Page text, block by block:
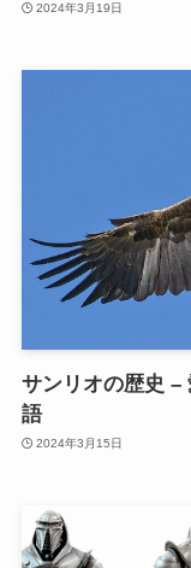
2024年3月19日
サンリオの歴史 –
語
2024年3月15日